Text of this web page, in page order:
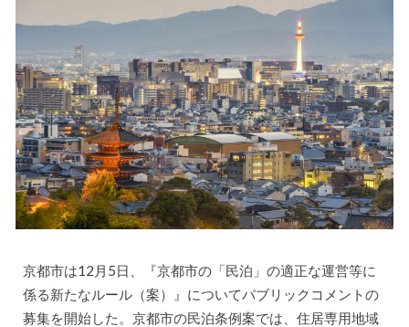
京都市は12月5日、『京都市の「民泊」の適正な運営等に
係る新たなルール（案）』についてパブリックコメントの
募集を開始した。京都市の民泊条例案では、住居専用地域